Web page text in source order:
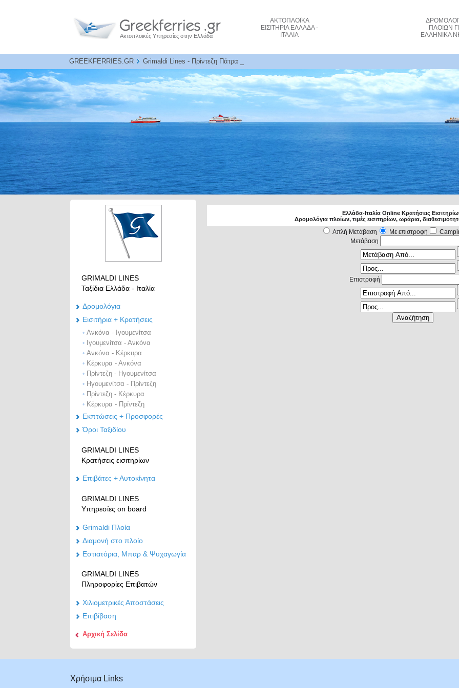
Ακτοπλοϊκές Υπηρεσίες στην Ελλάδα
ΑΚΤΟΠΛΟΪΚΑ
ΕΙΣΙΤΗΡΙΑ ΕΛΛΑΔΑ -
ΙΤΑΛΙΑ
ΠΛΟΙΩΝ
ΕΛΛΗΝΙΚΑ
GREEKFERRIES.GR Grimaldi Lines - Πρίντεζη Πάτρα κόστος εισιτηρίων πλοίου και κρατήσεις
GRIMALDI LINES
Ταξίδια Ελλάδα - Ιταλία
Δρομολόγια
Eισιτήρια + Κρατήσεις
• Ανκόνα - Ιγουμενίτσα
• Ιγουμενίτσα - Ανκόνα
• Ανκόνα - Κέρκυρα
• Κέρκυρα - Ανκόνα
• Πρίντεζη - Ηγουμενίτσα
• Ηγουμενίτσα - Πρίντεζη
• Πρίντεζη - Κέρκυρα
• Κέρκυρα - Πρίντεζη
Εκπτώσεις + Προσφορές
Όροι Ταξιδίου
GRIMALDI LINES
Κρατήσεις εισιτηρίων
Επιβάτες + Αυτοκίνητα
GRIMALDI LINES
Υπηρεσίες on board
Grimaldi Πλοία
Διαμονή στο πλοίο
Εστιατόρια, Μπαρ & Ψυχαγωγία
GRIMALDI LINES
Πληροφορίες Επιβατών
Χιλιομετρικές Αποστάσεις
Επιβίβαση
Αρχική Σελίδα
Ελλάδα-Ιταλία Online Κρατήσεις
Δρομολόγια πλοίων, τιμές εισιτηρίων, ωράρια,
Απλή Μετάβαση Με επιστροφή
Μετάβαση
Επιστροφή
Χρήσιμα Links